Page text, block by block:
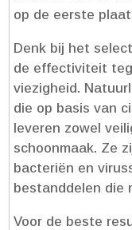
op de eerste
Denk bij het
de effectiviteit
viezigheid.​
die op basis van
leveren zowel
schoonmaak.​ Ze
bacteriën en
bestanddelen die
Voor de beste